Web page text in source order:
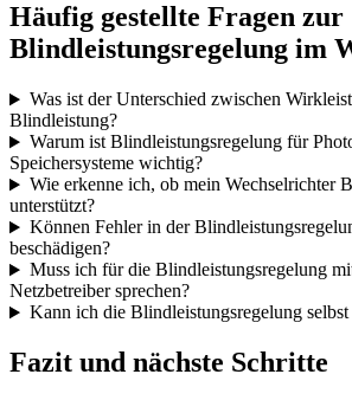
Häufig gestellte Fragen zur
Blindleistungsregelung im
Was ist der Unterschied zwischen
Blindleistung?
Warum ist Blindleistungsregelung für
Speichersysteme wichtig?
Wie erkenne ich, ob mein Wechselrichter
unterstützt?
Können Fehler in der
beschädigen?
Muss ich für die Blindleistungsregelung
Netzbetreiber sprechen?
Kann ich die Blindleistungsregelung
Fazit und nächste Schritte